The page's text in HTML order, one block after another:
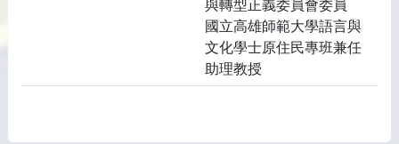
與轉型正義委員會委員
國立高雄師範大學語言與
文化學士原住民專班兼任
助理教授